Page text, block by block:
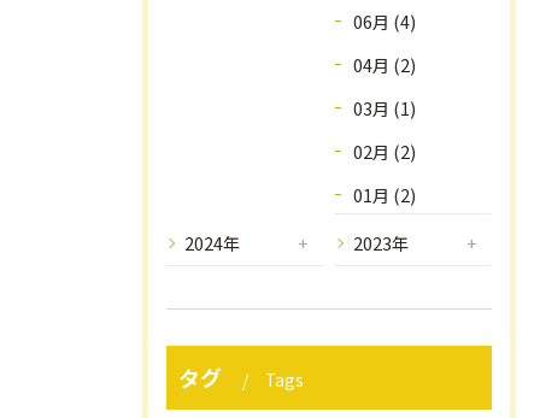
06月 (4)
04月 (2)
03月 (1)
02月 (2)
01月 (2)
2024年
2023年
タグ Tags